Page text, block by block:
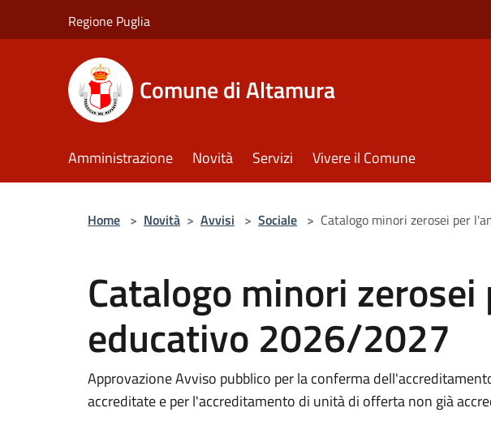
Regione Puglia
Comune di Altamura
Amministrazione Novità Servizi Vivere il Comune
Home > Novità > Avvisi > Sociale > Catalogo minori zerosei per
Catalogo minori
educativo 2026/2027
Approvazione Avviso pubblico per la conferma
accreditate e per l'accreditamento di unità di offerta non già